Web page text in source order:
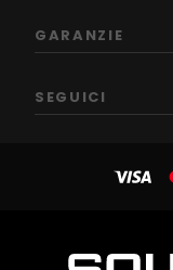
GARANZIE
SEGUICI